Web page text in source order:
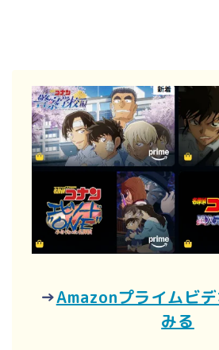
→Amazonプライムビ
みる